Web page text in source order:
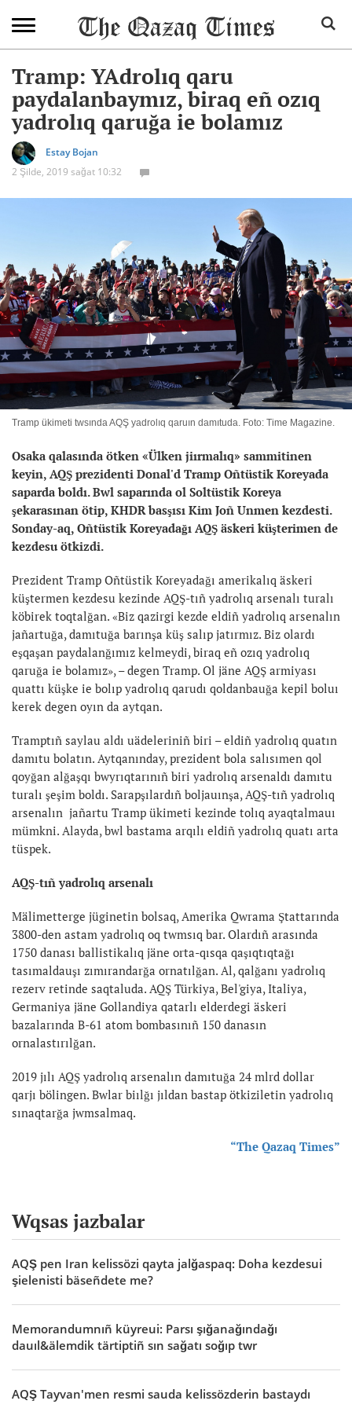
Tramp: YAdrolıq qaru
paydalanbaymız, biraq eñ ozıq
yadrolıq qaruğa ie bolamız
Estay Bojan
2 Şilde, 2019 sağat 10:32
Tramp ükimeti twsında AQŞ yadrolıq qaruın damıtuda. Foto: Time Magazine.
Osaka qalasında ötken «Ülken jiırmalıq» sammitinen
keyin, AQŞ prezidenti Donal'd Tramp Oñtüstik Koreyada
saparda boldı. Bwl saparında ol Soltüstik Koreya
şekarasınan ötip, KHDR basşısı Kim Joñ Unmen kezdesti.
Sonday-aq, Oñtüstik Koreyadağı AQŞ äskeri küşterimen de
kezdesu ötkizdi.
Prezident Tramp Oñtüstik Koreyadağı amerikalıq äskeri
küştermen kezdesu kezinde AQŞ-tıñ yadrolıq arsenalı turalı
köbirek toqtalğan. «Biz qazirgi kezde eldiñ yadrolıq arsenalın
jañartuğa, damıtuğa barınşa küş salıp jatırmız. Biz olardı
eşqaşan paydalanğımız kelmeydi, biraq eñ ozıq yadrolıq
qaruğa ie bolamız», – degen Tramp. Ol jäne AQŞ armiyası
quattı küşke ie bolıp yadrolıq qarudı qoldanbauğa kepil boluı
kerek degen oyın da aytqan.
Tramptıñ saylau aldı uädeleriniñ biri – eldiñ yadrolıq quatın
damıtu bolatın. Aytqanınday, prezident bola salısımen qol
qoyğan alğaşqı bwyrıqtarınıñ biri yadrolıq arsenaldı damıtu
turalı şeşim boldı. Sarapşılardıñ boljauınşa, AQŞ-tıñ yadrolıq
arsenalın jañartu Tramp ükimeti kezinde tolıq ayaqtalmauı
mümkni. Alayda, bwl bastama arqılı eldiñ yadrolıq quatı arta
tüspek.
AQŞ-tıñ yadrolıq arsenalı
Mälimetterge jüginetin bolsaq, Amerika Qwrama Ştattarında
3800-den astam yadrolıq oq twmsıq bar. Olardıñ arasında
1750 danası ballistikalıq jäne orta-qısqa qaşıqtıqtağı
tasımaldauşı zımırandarğa ornatılğan. Al, qalğanı yadrolıq
rezerv retinde saqtaluda. AQŞ Türkiya, Bel'giya, Italiya,
Germaniya jäne Gollandiya qatarlı elderdegi äskeri
bazalarında B-61 atom bombasınıñ 150 danasın
ornalastırılğan.
2019 jılı AQŞ yadrolıq arsenalın damıtuğa 24 mlrd dollar
qarjı bölingen. Bwlar biılğı jıldan bastap ötkiziletin yadrolıq
sınaqtarğa jwmsalmaq.
“The Qazaq Times”
Wqsas jazbalar
AQŞ pen Iran kelissözi qayta jalğaspaq: Doha kezdesui
şielenisti bäseñdete me?
Memorandumnıñ küyreui: Parsı şığanağındağı
dauıl&älemdik tärtiptiñ sın sağatı soğıp twr
AQŞ Tayvan'men resmi sauda kelissözderin bastaydı